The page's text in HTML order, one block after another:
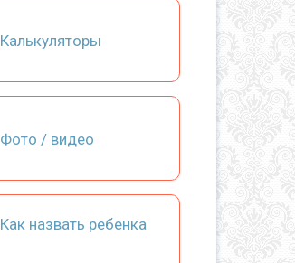
Калькуляторы
Фото / видео
Как назвать ребенка